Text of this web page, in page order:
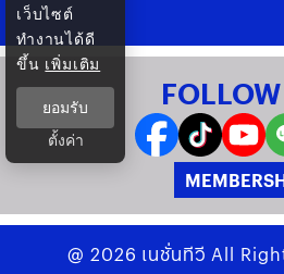
@ 2026 เนชั่นทีวี All
เว็บไซต์
ทำงานได้ดี
ขึ้น เพิ่มเติม
ยอมรับ
ตั้งค่า